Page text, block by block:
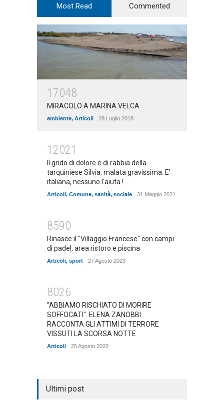
Most Read Commented
17048
MIRACOLO A MARINA VELCA
ambiente, Articoli 28 Luglio 2018
12021
Il grido di dolore e di rabbia della
tarquiniese Silvia, malata gravissima. E'
italiana, nessuno l'aiuta !
Articoli, Comune, sanità, sociale 31 Maggio 2021
8590
Rinasce il "Villaggio Francese" con campi
di padel, area ristoro e piscina
Articoli, sport 27 Agosto 2023
8026
"ABBIAMO RISCHIATO DI MORIRE
SOFFOCATI". ELENA ZANOBBI
RACCONTA GLI ATTIMI DI TERRORE
VISSUTI LA SCORSA NOTTE
Articoli 25 Agosto 2020
Ultimi post